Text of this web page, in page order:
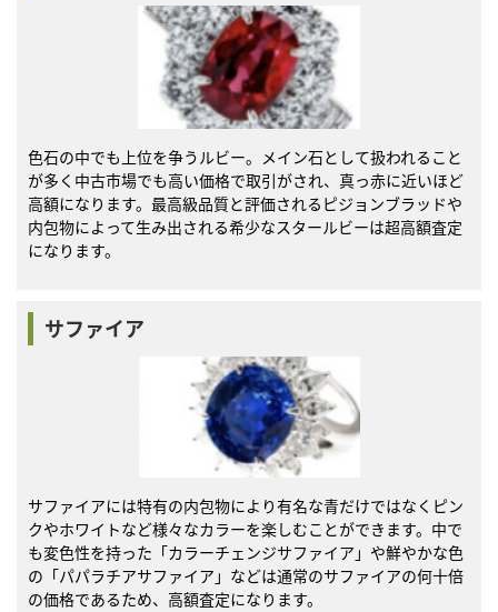
色石の中でも上位を争うルビー。メイン石として扱われること
が多く中古市場でも高い価格で取引がされ、真っ赤に近いほど
高額になります。最高級品質と評価されるピジョンブラッドや
内包物によって生み出される希少なスタールビーは超高額査定
になります。
サファイア
サファイアには特有の内包物により有名な青だけではなくピン
クやホワイトなど様々なカラーを楽しむことができます。中で
も変色性を持った「カラーチェンジサファイア」や鮮やかな色
の「パパラチアサファイア」などは通常のサファイアの何十倍
の価格であるため、高額査定になります。